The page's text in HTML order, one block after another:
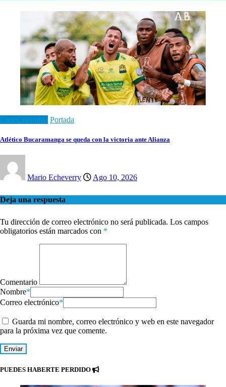
Portada
Atlético Bucaramanga se queda con la victoria ante Alianza
Mario Echeverry Ago 10, 2026
Deja una respuesta
Tu dirección de correo electrónico no será publicada. Los campos
obligatorios están marcados con *
Comentario
Nombre*
Correo electrónico*
Guarda mi nombre, correo electrónico y web en este navegador
para la próxima vez que comente.
PUEDES HABERTE PERDIDO